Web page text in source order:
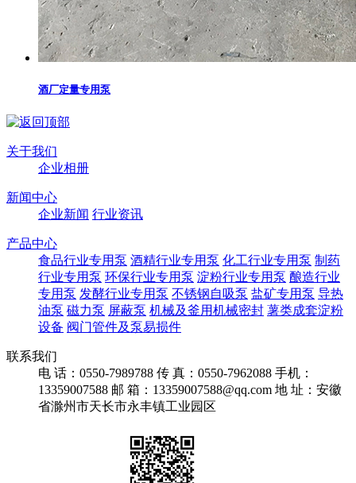
酒厂定量专用泵
关于我们
企业相册
新闻中心
企业新闻 行业资讯
产品中心
食品行业专用泵 酒精行业专用泵 化工行业专用泵 制药
行业专用泵 环保行业专用泵 淀粉行业专用泵 酿造行业
专用泵 发酵行业专用泵 不锈钢自吸泵 盐矿专用泵 导热
油泵 磁力泵 屏蔽泵 机械及釜用机械密封 薯类成套淀粉
设备 阀门管件及泵易损件
联系我们
电 话：0550-7989788 传 真：0550-7962088 手机：
13359007588 邮 箱：13359007588@qq.com 地 址：安徽
省滁州市天长市永丰镇工业园区